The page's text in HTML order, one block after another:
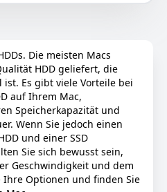
KIZUNA 430 g
-4%
USB Speicher nicht die
Xbox-Konsolen löschen,
schaffen – Sie können mehr
großen tragbaren
speichern
Gaming-Erlebnis
Ihrer Konsole nutzen
sind Sie binnen
ist und ohne Stromkabel
Die meisten Macs
HDD geliefert, die
Es gibt viele Vorteile bei
auf Ihrem Mac,
Speicherkapazität und
Wenn Sie jedoch einen
und einer SSD
Sie sich bewusst sein,
Geschwindigkeit und dem
Ihre Optionen und finden Sie